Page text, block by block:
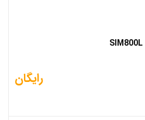
رایگان